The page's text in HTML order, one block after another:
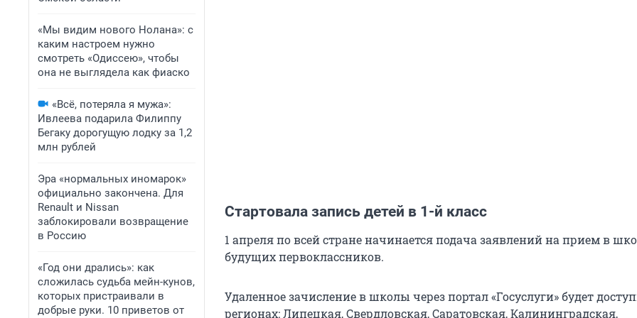
«Мы видим нового Нолана»: с
каким настроем нужно
смотреть «Одиссею», чтобы
она не выглядела как фиаско
«Всё, потеряла я мужа»:
Ивлеева подарила Филиппу
Бегаку дорогущую лодку за 1,2
млн рублей
Эра «нормальных иномарок»
официально закончена. Для
Renault и Nissan
заблокировали возвращение
в Россию
«Год они дрались»: как
сложилась судьба мейн-кунов,
которых пристраивали в
добрые руки. 10 приветов от
Стартовала запись детей в 1-й класс
1 апреля по всей стране начинается подача заявлений на прием в
будущих первоклассников.
Удаленное зачисление в школы через портал «Госуслуги» будет
регионах: Липецкая, Свердловская, Саратовская, Калининградская,